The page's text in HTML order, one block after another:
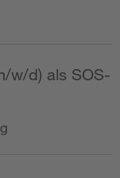
w/d) als SOS-